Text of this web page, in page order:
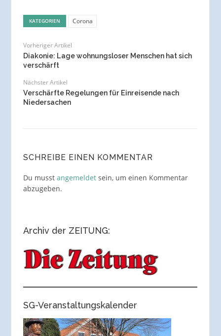
KATEGORIEN Corona
Vorheriger Artikel
Diakonie: Lage wohnungsloser Menschen hat sich
verschärft
Nächster Artikel
Verschärfte Regelungen für Einreisende nach
Niedersachen
SCHREIBE EINEN KOMMENTAR
Du musst angemeldetsein, um einen Kommentar
abzugeben.
Archiv der ZEITUNG:
SG-Veranstaltungskalender